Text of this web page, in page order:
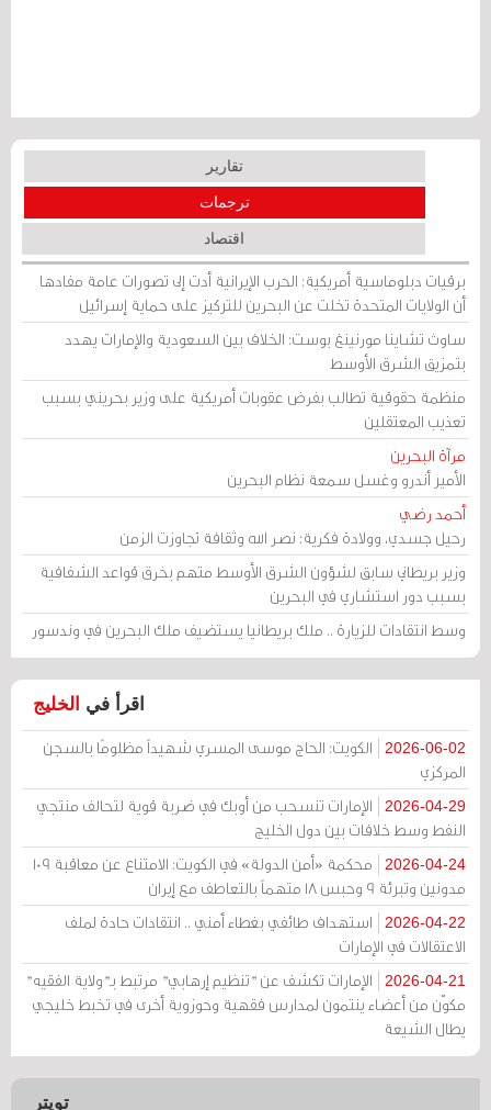
تقارير
ترجمات
اقتصاد
برقيات دبلوماسية أمريكية: الحرب الإيرانية أدت إلى تصورات عامة مفادها
أن الولايات المتحدة تخلت عن البحرين للتركيز على حماية إسرائيل
ساوث تشاينا مورنينغ بوست: الخلاف بين السعودية والإمارات يهدد
بتمزيق الشرق الأوسط
منظمة حقوقية تطالب بفرض عقوبات أمريكية على وزير بحريني بسبب
تعذيب المعتقلين
مرآة البحرين
الأمير أندرو وغسل سمعة نظام البحرين
أحمد رضي
رحيل جسدي، وولادة فكرية: نصر الله وثقافة تجاوزت الزمن
وزير بريطاني سابق لشؤون الشرق الأوسط متهم بخرق قواعد الشفافية
بسبب دور استشاري في البحرين
وسط انتقادات للزيارة .. ملك بريطانيا يستضيف ملك البحرين في وندسور
اقرأ في الخليج
2026-06-02
الكويت: الحاج موسى المسري شهيداً مظلومًا بالسجن
المركزي
2026-04-29
الإمارات تنسحب من أوبك في ضربة قوية لتحالف منتجي
النفط وسط خلافات بين دول الخليج
2026-04-24
محكمة «أمن الدولة» في الكويت: الامتناع عن معاقبة 109
مدونين وتبرئة 9 وحبس 18 متهماً بالتعاطف مع إيران
2026-04-22
استهداف طائفي بغطاء أمني .. انتقادات حادة لملف
الاعتقالات في الإمارات
2026-04-21
الإمارات تكشف عن "تنظيم إرهابي" مرتبط بـ"ولاية الفقيه"
مكوّن من أعضاء ينتمون لمدارس فقهية وحوزوية أخرى في تخبط خليجي
يطال الشيعة
تويتر